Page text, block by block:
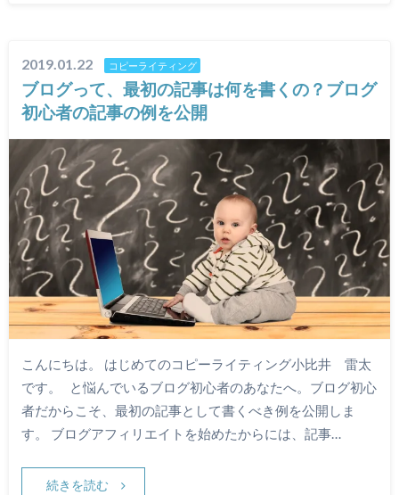
2019.01.22 コピーライティング
ブログって、最初の記事は何を書くの？ブログ
初心者の記事の例を公開
こんにちは。 はじめてのコピーライティング小比井 雷太
です。 と悩んでいるブログ初心者のあなたへ。ブログ初心
者だからこそ、最初の記事として書くべき例を公開しま
す。 ブログアフィリエイトを始めたからには、記事…
続きを読む